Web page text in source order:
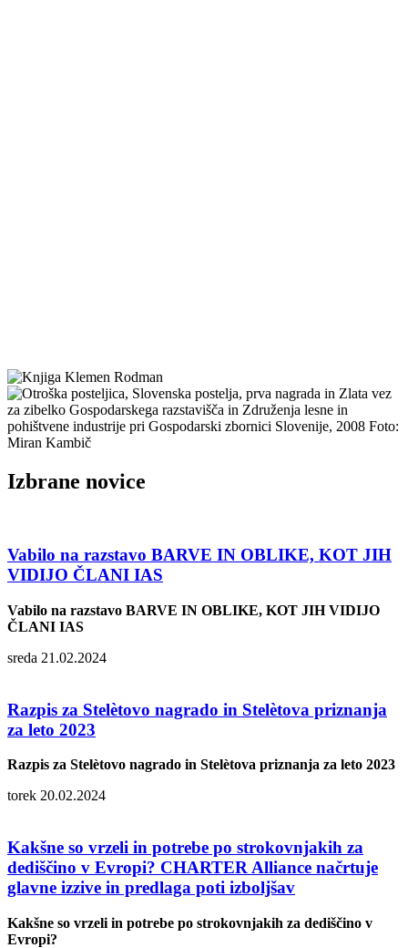
Izbrane novice
Vabilo na razstavo BARVE IN OBLIKE, KOT JIH
VIDIJO ČLANI IAS
Vabilo na razstavo BARVE IN OBLIKE, KOT JIH VIDIJO
ČLANI IAS
sreda 21.02.2024
Razpis za Stelètovo nagrado in Stelètova priznanja
za leto 2023
Razpis za Stelètovo nagrado in Stelètova priznanja za leto 2023
torek 20.02.2024
Kakšne so vrzeli in potrebe po strokovnjakih za
dediščino v Evropi? CHARTER Alliance načrtuje
glavne izzive in predlaga poti izboljšav
Kakšne so vrzeli in potrebe po strokovnjakih za dediščino v
Evropi?